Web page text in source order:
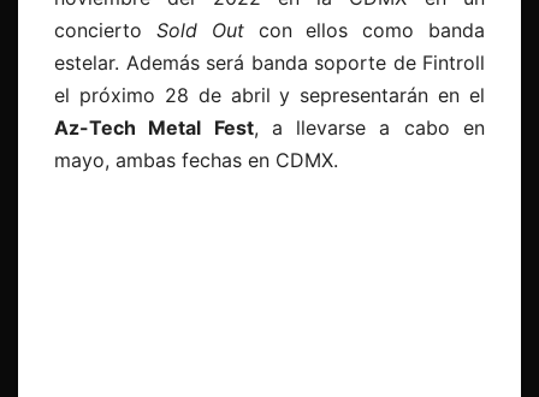
concierto Sold Outcon ellos como banda
estelar. Además será banda soporte de Fintroll
el próximo 28 de abril y sepresentarán en el
Az-Tech Metal Fest, a llevarse a cabo en
mayo, ambas fechas en CDMX.